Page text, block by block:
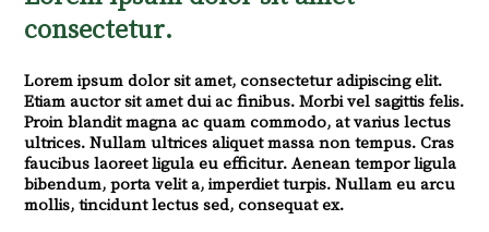
consectetur.
Lorem ipsum dolor sit amet, consectetur adipiscing elit.
Etiam auctor sit amet dui ac finibus. Morbi vel sagittis felis.
Proin blandit magna ac quam commodo, at varius lectus
ultrices. Nullam ultrices aliquet massa non tempus. Cras
faucibus laoreet ligula eu efficitur. Aenean tempor ligula
bibendum, porta velit a, imperdiet turpis. Nullam eu arcu
mollis, tincidunt lectus sed, consequat ex.